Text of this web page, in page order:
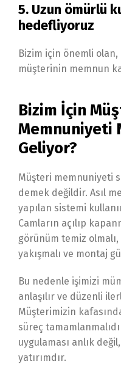
5. Uzun ömürlü
hedefliyoruz
Bizim için önemli
müşterinin memnun
Bizim İçin
Memnuniyeti
Geliyor?
Müşteri memnuniyeti
demek değildir. Asıl
yapılan sistemi
Camların açılıp
görünüm temiz
yakışmalı ve montaj
Bu nedenle işimizi
anlaşılır ve düzenli
Müşterimizin
süreç
uygulaması anlık
yatırımdır.